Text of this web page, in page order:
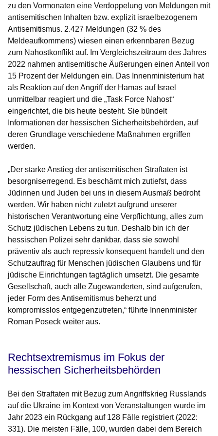
zu den Vormonaten eine Verdoppelung von Meldungen mit
antisemitischen Inhalten bzw. explizit israelbezogenem
Antisemitismus. 2.427 Meldungen (32 % des
Meldeaufkommens) wiesen einen erkennbaren Bezug
zum Nahostkonflikt auf. Im Vergleichszeitraum des Jahres
2022 nahmen antisemitische Äußerungen einen Anteil von
15 Prozent der Meldungen ein. Das Innenministerium hat
als Reaktion auf den Angriff der Hamas auf Israel
unmittelbar reagiert und die „Task Force Nahost“
eingerichtet, die bis heute besteht. Sie bündelt
Informationen der hessischen Sicherheitsbehörden, auf
deren Grundlage verschiedene Maßnahmen ergriffen
werden.
„Der starke Anstieg der antisemitischen Straftaten ist
besorgniserregend. Es beschämt mich zutiefst, dass
Jüdinnen und Juden bei uns in diesem Ausmaß bedroht
werden. Wir haben nicht zuletzt aufgrund unserer
historischen Verantwortung eine Verpflichtung, alles zum
Schutz jüdischen Lebens zu tun. Deshalb bin ich der
hessischen Polizei sehr dankbar, dass sie sowohl
präventiv als auch repressiv konsequent handelt und den
Schutzauftrag für Menschen jüdischen Glaubens und für
jüdische Einrichtungen tagtäglich umsetzt. Die gesamte
Gesellschaft, auch alle Zugewanderten, sind aufgerufen,
jeder Form des Antisemitismus beherzt und
kompromisslos entgegenzutreten,“ führte Innenminister
Roman Poseck weiter aus.
Rechtsextremismus im Fokus der
hessischen Sicherheitsbehörden
Bei den Straftaten mit Bezug zum Angriffskrieg Russlands
auf die Ukraine im Kontext von Veranstaltungen wurde im
Jahr 2023 ein Rückgang auf 128 Fälle registriert (2022:
331). Die meisten Fälle, 100, wurden dabei dem Bereich